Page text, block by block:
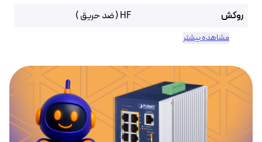
روکش
HF ( ضد حریق )
مشاهده بیشتر